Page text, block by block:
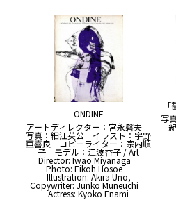
ONDINE
アートディレクター：宮永磐夫
写真：細江英公 イラスト：宇野
亜喜良 コピーライター：宗内順
子 モデル：江波杏子 / Art
Director: Iwao Miyanaga
Photo: Eikoh Hosoe
Illustration: Akira Uno,
Copywriter: Junko Muneuchi
Actress: Kyoko Enami
写